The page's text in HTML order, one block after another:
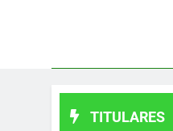
TITULARES